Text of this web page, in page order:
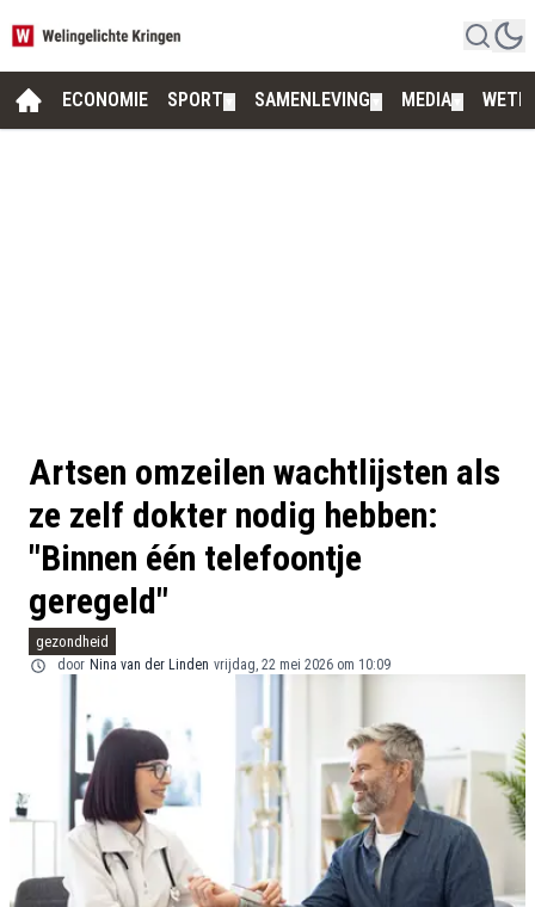
ECONOMIE SPORT SAMENLEVING MEDIA
Artsen omzeilen wachtlijsten als
ze zelf dokter nodig hebben:
"Binnen één telefoontje
geregeld"
gezondheid
door Nina van der Linden vrijdag, 22 mei 2026 om 10:09